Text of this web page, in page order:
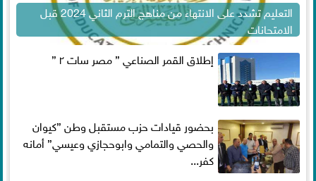
التعليم تشدد على الانتهاء من مناهج الترم الثاني 2024 قبل
الامتحانات
إطلاق القمر الصناعي ” مصر سات ٢ ”
بحضور قيادات حزب مستقبل وطن ”كيوان
والحصي والتمامي وابوحجازي وعيسي” أمانه
كفر...